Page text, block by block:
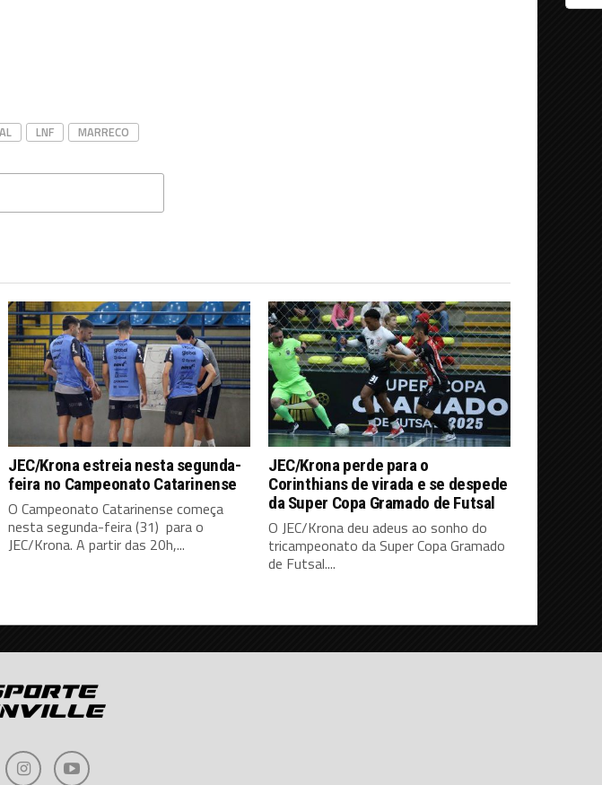
LNF MARRECO
JEC/Krona estreia nesta segunda-
feira no Campeonato Catarinense
O Campeonato Catarinense começa
nesta segunda-feira (31) para o
JEC/Krona. A partir das 20h,...
JEC/Krona perde para o
Corinthians de virada e se despede
da Super Copa Gramado de Futsal
O JEC/Krona deu adeus ao sonho do
tricampeonato da Super Copa Gramado
de Futsal....